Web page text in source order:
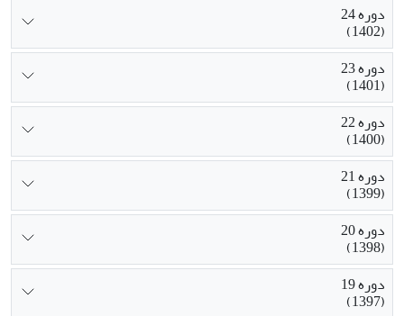
دوره 24
(1402)
دوره 23
(1401)
دوره 22
(1400)
دوره 21
(1399)
دوره 20
(1398)
دوره 19
(1397)